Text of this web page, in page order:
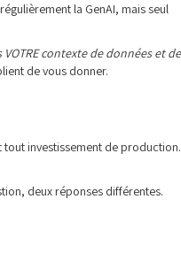
la GenAI, mais seul
contexte de données et de
de vous donner.
tout investissement de production.
deux réponses différentes.